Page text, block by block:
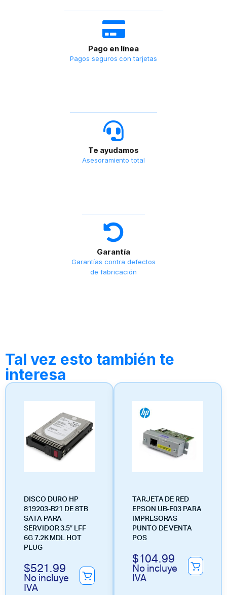
Pago en línea
Pagos seguros con tarjetas
Te ayudamos
Asesoramiento total
Garantía
Garantías contra defectos
de fabricación
Tal vez esto también te
interesa
DISCO DURO HP
819203-B21 DE 8TB
SATA PARA
SERVIDOR 3.5″ LFF
6G 7.2K MDL HOT
PLUG
$521.99
No incluye
IVA
TARJETA DE RED
EPSON UB-E03 PARA
IMPRESORAS
PUNTO DE VENTA
POS
$104.99
No incluye
IVA